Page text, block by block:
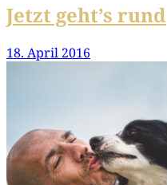
Jetzt geht’s rund
18. April 2016